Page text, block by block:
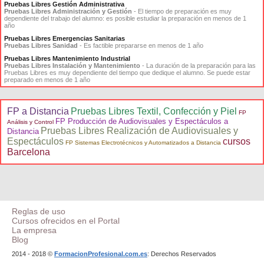
Pruebas Libres Gestión Administrativa
Pruebas Libres Administración y Gestión - El tiempo de preparación es muy
dependiente del trabajo del alumno: es posible estudiar la preparación en menos de 1
año
Pruebas Libres Emergencias Sanitarias
Pruebas Libres Sanidad - Es factible prepararse en menos de 1 año
Pruebas Libres Mantenimiento Industrial
Pruebas Libres Instalación y Mantenimiento - La duración de la preparación para las
Pruebas Libres es muy dependiente del tiempo que dedique el alumno. Se puede estar
preparado en menos de 1 año
FP a Distancia Pruebas Libres Textil, Confección y Piel
FP
Análisis y Control FP Producción de Audiovisuales y Espectáculos a
Distancia Pruebas Libres Realización de Audiovisuales y
Espectáculos FP Sistemas Electrotécnicos y Automatizados a Distancia cursos
Barcelona
Reglas de uso
Cursos ofrecidos en el Portal
La empresa
Blog
2014 - 2018 © FormacionProfesional.com.es: Derechos Reservados